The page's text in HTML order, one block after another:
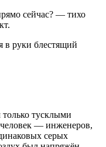
сейчас? — тихо
руки блестящий
тусклыми
человек — инженеров,
серых